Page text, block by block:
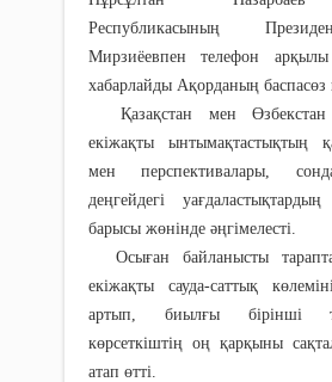
Республикасының
Мирзиёевпен телефон арқылы
хабарлайды Ақорданың баспасөз
Қазақстан мен Өзбекстан
екіжақты ынтымақтастықтың
мен перспективалары,
деңгейдегі
барысы жөнінде әңгімелесті.
Осыған байланысты
екіжақты сауда-саттық
артып, биылғы бірінші
көрсеткіштің оң қарқыны
атап өтті.